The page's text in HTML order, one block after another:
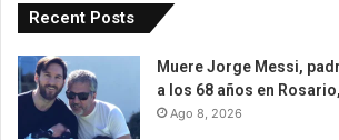
Recent Posts
Muere Jorge Messi,
a los 68 años en
Ago 8, 2026